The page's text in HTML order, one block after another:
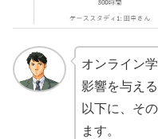
オンライン
影響を与え
以下に、そ
ます。